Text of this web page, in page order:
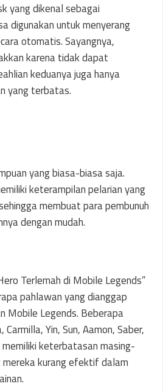
yang dikenal sebagai
digunakan untuk menyerang
otomatis. Sayangnya,
karena tidak dapat
keduanya juga hanya
yang terbatas.
yang biasa-biasa saja.
keterampilan pelarian yang
membuat para pembunuh
dengan mudah.
Terlemah di Mobile Legends”
pahlawan yang dianggap
Mobile Legends. Beberapa
Yin, Sun, Aamon, Saber,
memiliki keterbatasan masing-
kurang efektif dalam